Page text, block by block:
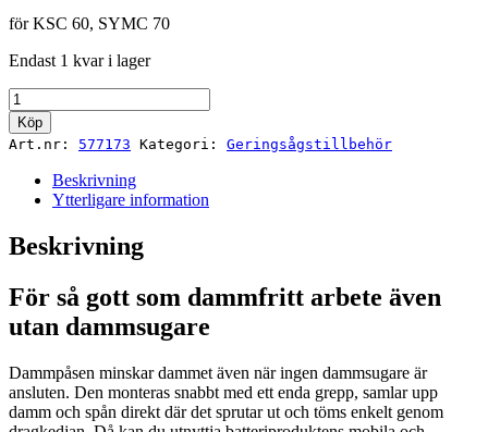
för KSC 60, SYMC 70
Endast 1 kvar i lager
Dammpåse
SB-
KSC
mängd
Köp
Art.nr: 577173 Kategori: Geringsågstillbehör
Beskrivning
Ytterligare information
Beskrivning
För så gott som dammfritt arbete även
utan dammsugare
Dammpåsen minskar dammet även när ingen dammsugare är
ansluten. Den monteras snabbt med ett enda grepp, samlar upp
damm och spån direkt där det sprutar ut och töms enkelt genom